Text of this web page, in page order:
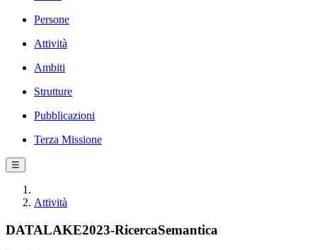
Persone
Attività
Ambiti
Strutture
Pubblicazioni
Terza Missione
☰
Attività
DATALAKE2023-RicercaSemantica